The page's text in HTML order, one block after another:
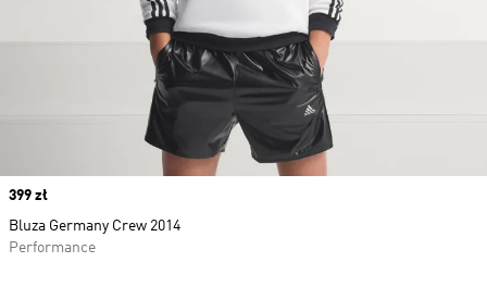
Price
399 zł
Bluza Germany Crew 2014
Performance